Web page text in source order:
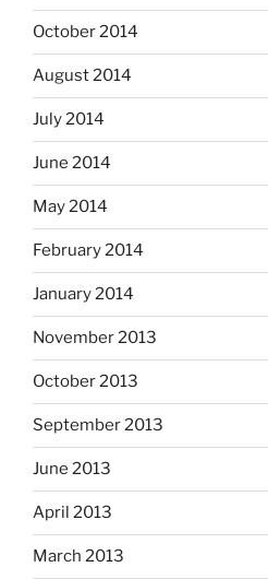
October 2014
August 2014
July 2014
June 2014
May 2014
February 2014
January 2014
November 2013
October 2013
September 2013
June 2013
April 2013
March 2013